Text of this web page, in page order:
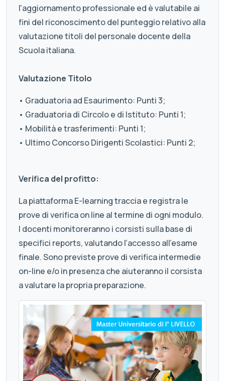
l'aggiornamento professionale ed è valutabile ai
fini del riconoscimento del punteggio relativo alla
valutazione titoli del personale docente della
Scuola italiana.
Valutazione Titolo
• Graduatoria ad Esaurimento: Punti 3;
• Graduatoria di Circolo e di Istituto: Punti 1;
• Mobilità e trasferimenti: Punti 1;
• Ultimo Concorso Dirigenti Scolastici: Punti 2;
Verifica del profitto:
La piattaforma E-learning traccia e registra le
prove di verifica on line al termine di ogni modulo.
I docenti monitoreranno i corsisti sulla base di
specifici reports, valutando l’accesso all’esame
finale. Sono previste prove di verifica intermedie
on-line e/o in presenza che aiuteranno il corsista
a valutare la propria preparazione.